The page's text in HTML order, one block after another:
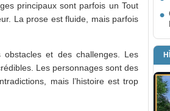
principaux sont parfois un Tout
La prose est fluide, mais parfois
et des challenges. Les
Les personnages sont des
mais l’histoire est trop